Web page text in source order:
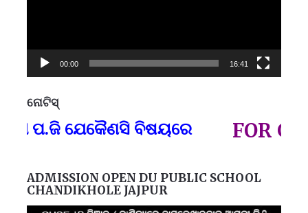
00:00 16:41
ନୋଟିସ୍
ଯେକୈଣସି ବିଷୟରେ FOR
ADMISSION OPEN DU PUBLIC SCHOOL
CHANDIKHOLE JAJPUR